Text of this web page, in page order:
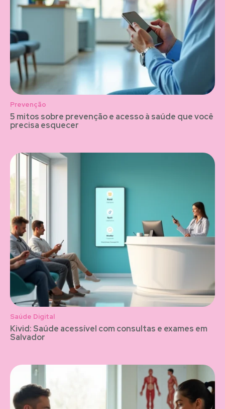
Prevenção
5 mitos sobre prevenção e acesso à saúde que você
precisa esquecer
Saúde Digital
Kivid: Saúde acessível com consultas e exames em
Salvador